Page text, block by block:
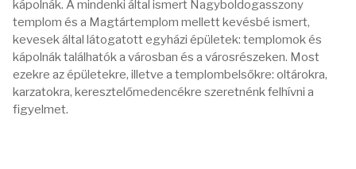
kápolnák. A mindenki által ismert Nagyboldogasszony
templom és a Magtártemplom mellett kevésbé ismert,
kevesek által látogatott egyházi épületek: templomok és
kápolnák találhatók a városban és a városrészeken. Most
ezekre az épületekre, illetve a templombelsőkre: oltárokra,
karzatokra, keresztelőmedencékre szeretnénk felhívni a
figyelmet.